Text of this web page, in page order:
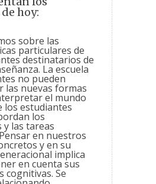
hoy:
sobre las
particulares de
destinatarios de
La escuela
no pueden
las nuevas formas
el mundo
los estudiantes
los
las tareas
en nuestros
y en su
implica
en cuenta sus
cognitivas. Se